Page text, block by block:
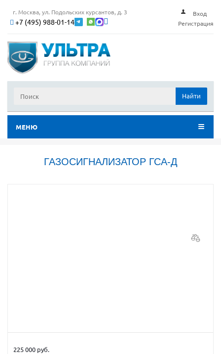
г. Москва, ул. Подольских курсантов, д. 3
+7 (495) 988-01-14
Вход
Регистрация
Найти
МЕНЮ
ГАЗОСИГНАЛИЗАТОР ГСА-Д
225 000 руб.